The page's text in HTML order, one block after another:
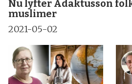
Nu lyfter Adaktusson
muslimer
2021-05-02